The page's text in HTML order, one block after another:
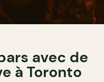
avec de
à Toronto